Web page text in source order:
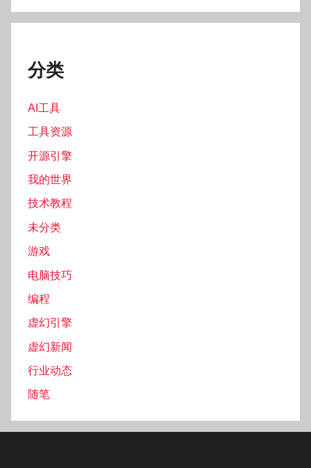
分类
AI工具
工具资源
开源引擎
我的世界
技术教程
未分类
游戏
电脑技巧
编程
虚幻引擎
虚幻新闻
行业动态
随笔